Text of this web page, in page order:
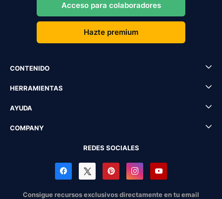
Acceso para colaboradores
Hazte premium
CONTENIDO
HERRAMIENTAS
AYUDA
COMPANY
REDES SOCIALES
Consigue recursos exclusivos directamente en tu email